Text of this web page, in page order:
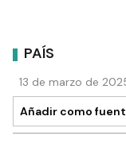
PAÍS
13 de marzo de
Añadir como